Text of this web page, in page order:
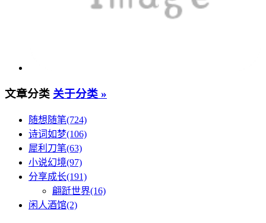
文章分类 关于分类 »
随想随笔(724)
诗词如梦(106)
犀利刀笔(63)
小说幻境(97)
分享成长(191)
翩跹世界(16)
闲人酒馆(2)